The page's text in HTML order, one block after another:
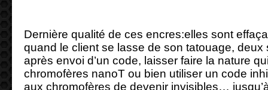
Dernière qualité de ces encres:elles sont
quand le client se lasse de son tatouage, deux
après envoi d’un code, laisser faire la nature
chromofères nanoT ou bien utiliser un code
aux chromofères de devenir invisibles…